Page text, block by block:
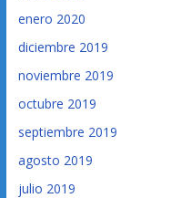
enero 2020
diciembre 2019
noviembre 2019
octubre 2019
septiembre 2019
agosto 2019
julio 2019